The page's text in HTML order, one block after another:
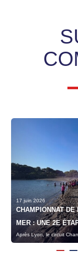
17 juin 2026
CHAMPIONNAT DE
MER : UNE 2E